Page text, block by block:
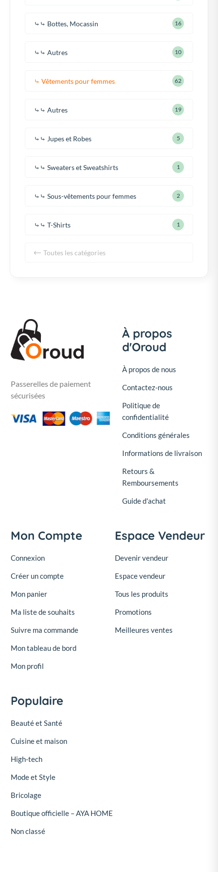
⤷⤷ Bottes, Mocassin 16
⤷⤷ Autres 10
⤷ Vêtements pour femmes 62
⤷⤷ Autres 19
⤷⤷ Jupes et Robes 5
⤷⤷ Sweaters et Sweatshirts 1
⤷⤷ Sous-vêtements pour femmes 2
⤷⤷ T-Shirts 1
Toutes les catégories
Passerelles de paiement
sécurisées
À propos
d'Oroud
À propos de nous
Contactez-nous
Politique de
confidentialité
Conditions générales
Informations de livraison
Retours &
Remboursements
Guide d'achat
Mon Compte
Connexion
Créer un compte
Mon panier
Ma liste de souhaits
Suivre ma commande
Mon tableau de bord
Mon profil
Espace Vendeur
Devenir vendeur
Espace vendeur
Tous les produits
Promotions
Meilleures ventes
Populaire
Beauté et Santé
Cuisine et maison
High-tech
Mode et Style
Bricolage
Boutique officielle – AYA HOME
Non classé